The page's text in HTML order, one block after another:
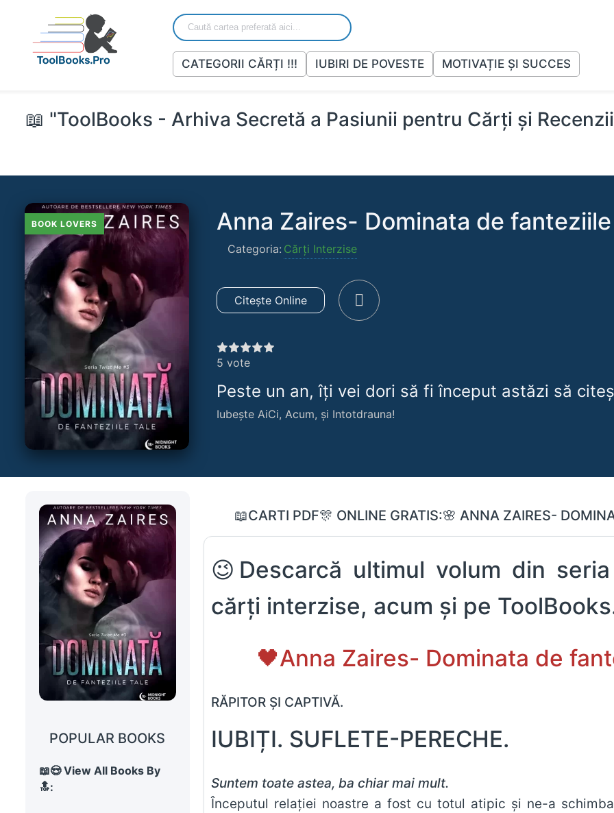
CATEGORII CĂRȚI !!! IUBIRI DE POVESTE MOTIVAȚIE ȘI SUCCES
📖 "ToolBooks - Arhiva Secretă a Pasiunii pentru Cărți și
BOOK LOVERS Anna Zaires- Dominata de
Categoria: Cărți Interzise
Citește Online
5 vote
Peste un an, îți vei dori să fi început astăzi să
Iubește AiCi, Acum, și Intotdrauna!
POPULAR BOOKS
📖😍 View All Books By
🔝:
📖CARTI PDF🎊 ONLINE GRATIS:🌸 ANNA ZAIRES-
😉Descarcă ultimul volum din
cărți interzise, acum și pe
🖤Anna Zaires- Dominata de
RĂPITOR ȘI CAPTIVĂ.
IUBIȚI. SUFLETE-PERECHE.
Suntem toate astea, ba chiar mai mult.
Începutul relației noastre a fost cu totul atipic și ne-a